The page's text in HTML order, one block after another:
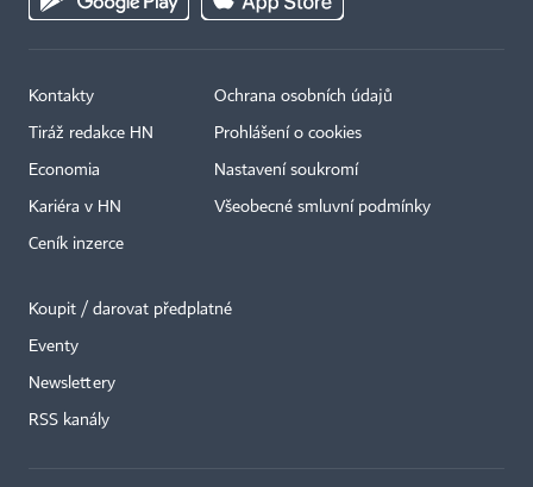
Kontakty
Tiráž redakce HN
Economia
Kariéra v HN
Ceník inzerce
Ochrana osobních údajů
Prohlášení o cookies
Nastavení soukromí
Všeobecné smluvní podmínky
Koupit / darovat předplatné
Eventy
Newslettery
RSS kanály